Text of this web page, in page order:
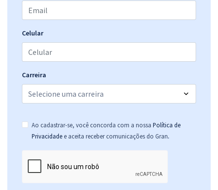
Celular
Carreira
Ao cadastrar-se, você concorda com a nossa Política de
Privacidade e aceita receber comunicações do Gran.